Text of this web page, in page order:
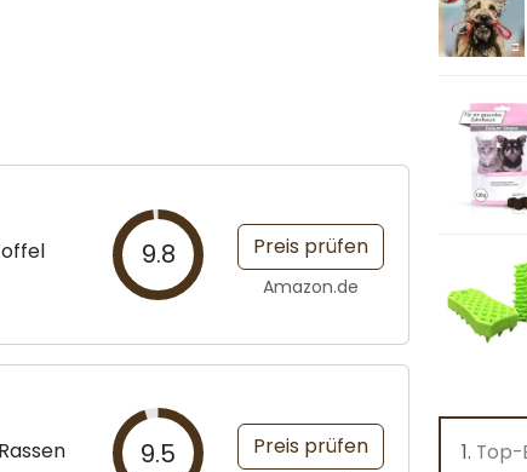
9.8 Preis prüfen
Amazon.de
9.5 Preis prüfen